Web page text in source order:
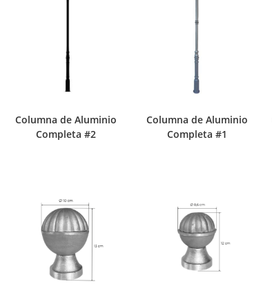
Columna de Aluminio
Completa #2
Columna de Aluminio
Completa #1